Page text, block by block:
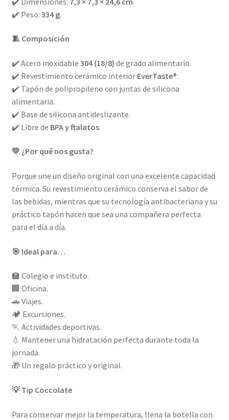
✔️ Peso: 334 g.
🧵 Composición
✔️ Acero inoxidable 304 (18/8) de grado alimentario.
✔️ Revestimiento cerámico interior EverTaste®.
✔️ Tapón de polipropileno con juntas de silicona
alimentaria.
✔️ Base de silicona antideslizante.
✔️ Libre de BPA y ftalatos.
💛 ¿Por qué nos gusta?
Porque une un diseño original con una excelente capacidad
térmica. Su revestimiento cerámico conserva el sabor de
las bebidas, mientras que su tecnología antibacteriana y su
práctico tapón hacen que sea una compañera perfecta
para el día a día.
🎯 Ideal para…
🏫 Colegio e instituto.
🏢 Oficina.
🚗 Viajes.
🏕️ Excursiones.
🏃 Actividades deportivas.
💧 Mantener una hidratación perfecta durante toda la
jornada.
🎁 Un regalo práctico y original.
💡 Tip Coccolate
Para conservar mejor la temperatura, llena la botella con